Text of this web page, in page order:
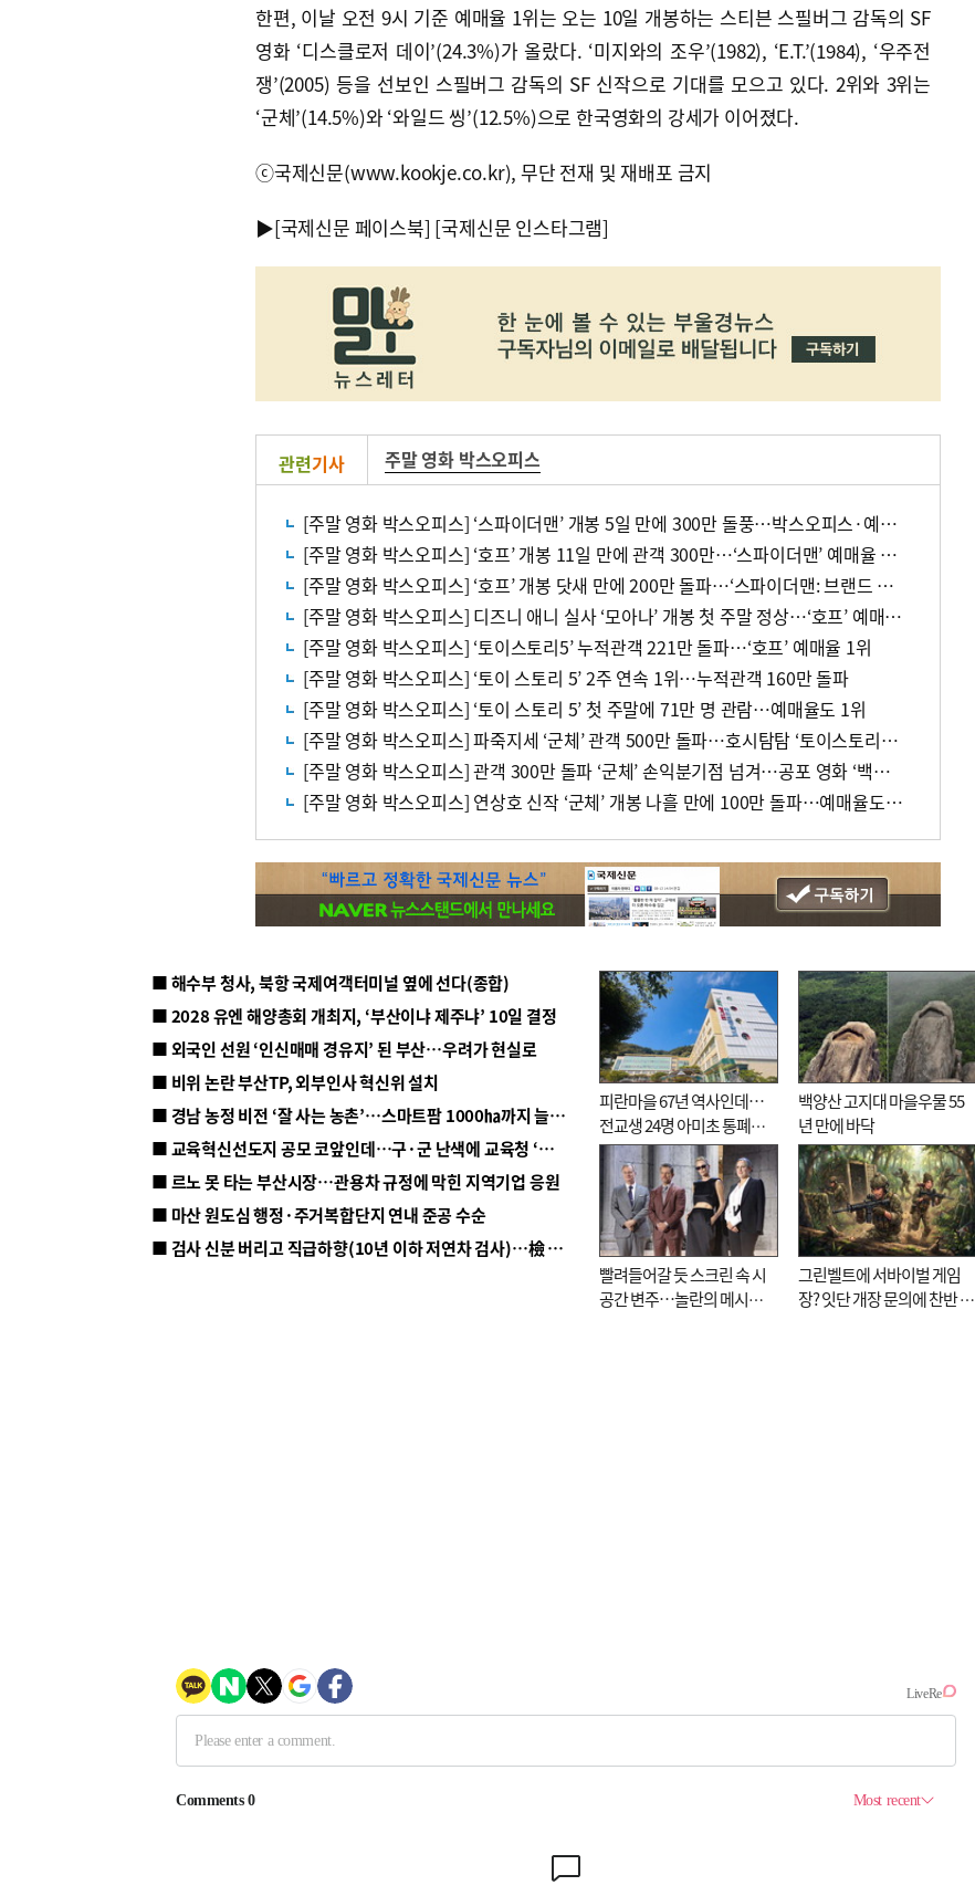
한편, 이날 오전 9시 기준 예매율 1위는 오는 10일 개봉하는 스티븐 스필버그 감독의 SF
영화 ‘디스클로저 데이’(24.3%)가 올랐다. ‘미지와의 조우’(1982), ‘E.T.’(1984), ‘우주전
쟁’(2005) 등을 선보인 스필버그 감독의 SF 신작으로 기대를 모으고 있다. 2위와 3위는
‘군체’(14.5%)와 ‘와일드 씽’(12.5%)으로 한국영화의 강세가 이어졌다.
ⓒ국제신문(www.kookje.co.kr), 무단 전재 및 재배포 금지
▶[국제신문 페이스북] [국제신문 인스타그램]
관련기사 주말 영화 박스오피스
[주말 영화 박스오피스] ‘스파이더맨’ 개봉 5일 만에 300만 돌풍…박스오피스·예매율 동시 1위
[주말 영화 박스오피스] ‘호프’ 개봉 11일 만에 관객 300만…‘스파이더맨’ 예매율 68.8% 1위
[주말 영화 박스오피스] ‘호프’ 개봉 닷새 만에 200만 돌파…‘스파이더맨: 브랜드 뉴 데이’ 예매율 1위
[주말 영화 박스오피스] 디즈니 애니 실사 ‘모아나’ 개봉 첫 주말 정상…‘호프’ 예매율 62.5% 1위
[주말 영화 박스오피스] ‘토이스토리5’ 누적관객 221만 돌파…‘호프’ 예매율 1위
[주말 영화 박스오피스] ‘토이 스토리 5’ 2주 연속 1위…누적관객 160만 돌파
[주말 영화 박스오피스] ‘토이 스토리 5’ 첫 주말에 71만 명 관람…예매율도 1위
[주말 영화 박스오피스] 파죽지세 ‘군체’ 관객 500만 돌파…호시탐탐 ‘토이스토리5’ 예매 1위
[주말 영화 박스오피스] 관객 300만 돌파 ‘군체’ 손익분기점 넘겨…공포 영화 ‘백룸’ 2위
[주말 영화 박스오피스] 연상호 신작 ‘군체’ 개봉 나흘 만에 100만 돌파…예매율도 1위
■ 해수부 청사, 북항 국제여객터미널 옆에 선다(종합)
■ 2028 유엔 해양총회 개최지, ‘부산이냐 제주냐’ 10일 결정
■ 외국인 선원 ‘인신매매 경유지’ 된 부산…우려가 현실로
■ 비위 논란 부산TP, 외부인사 혁신위 설치
■ 경남 농정 비전 ‘잘 사는 농촌’…스마트팜 1000㏊까지 늘린다
■ 교육혁신선도지 공모 코앞인데…구·군 난색에 교육청 ‘쩔쩔’
■ 르노 못 타는 부산시장…관용차 규정에 막힌 지역기업 응원
■ 마산 원도심 행정·주거복합단지 연내 준공 수순
■ 검사 신분 버리고 직급하향(10년 이하 저연차 검사)…檢 중수청행 기피
피란마을 67년 역사인데…
전교생 24명 아미초 통폐합
기로
백양산 고지대 마을우물 55
년 만에 바닥
빨려들어갈 듯 스크린 속 시
공간 변주…놀란의 메시지
그린벨트에 서바이벌 게임
장? 잇단 개장 문의에 찬반 논